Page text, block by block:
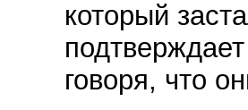
который
говоря, что